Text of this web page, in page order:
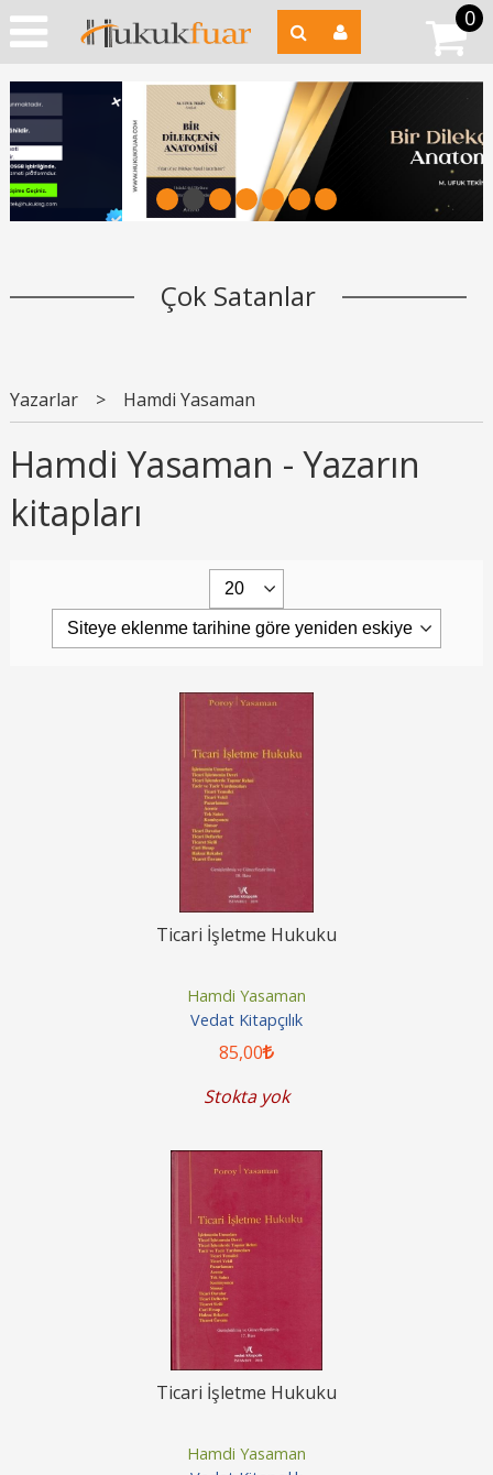
0
1 2 3 4 5 6 7
Çok Satanlar
Yazarlar > Hamdi Yasaman
Hamdi Yasaman - Yazarın
kitapları
Ticari İşletme Hukuku
Hamdi Yasaman
Vedat Kitapçılık
85,00
Stokta yok
Ticari İşletme Hukuku
Hamdi Yasaman